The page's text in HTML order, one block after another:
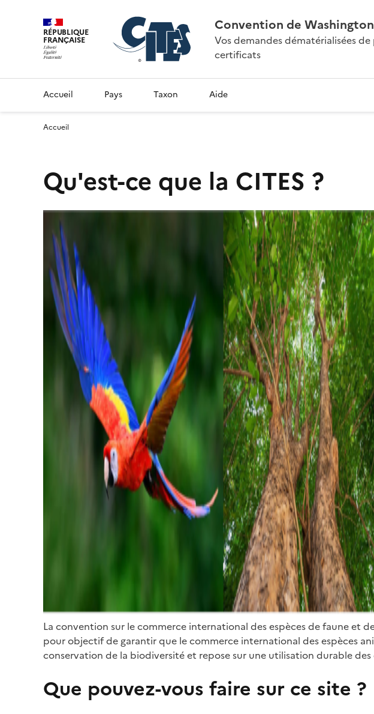
RÉPUBLIQUE
FRANÇAISE
Convention de Washington
Vos demandes dématérialisées
certificats
Accueil Pays Taxon Aide
Accueil
Qu'est-ce que la CITES ?
La convention sur le commerce international des espèces de faune et
pour objectif de garantir que le commerce international des espèces
conservation de la biodiversité et repose sur une utilisation durable des
Que pouvez-vous faire sur ce site ?